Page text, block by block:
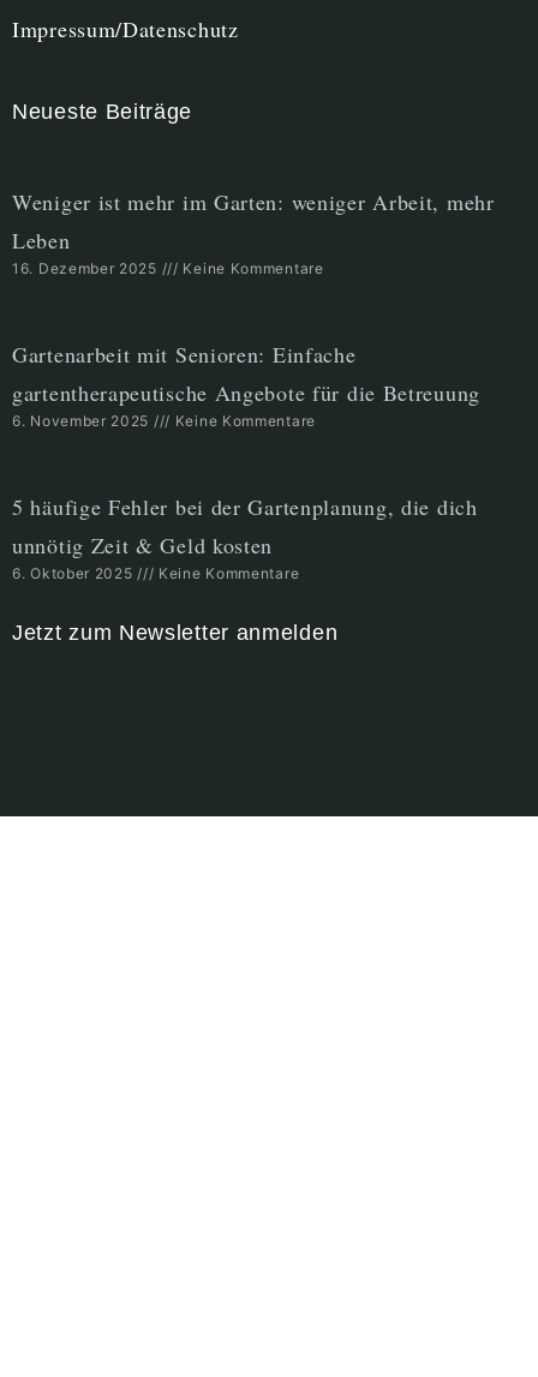
Impressum/Datenschutz
Neueste Beiträge
Weniger ist mehr im Garten: weniger Arbeit, mehr
Leben
16. Dezember 2025 Keine Kommentare
Gartenarbeit mit Senioren: Einfache
gartentherapeutische Angebote für die Betreuung
6. November 2025 Keine Kommentare
5 häufige Fehler bei der Gartenplanung, die dich
unnötig Zeit & Geld kosten
6. Oktober 2025 Keine Kommentare
Jetzt zum Newsletter anmelden